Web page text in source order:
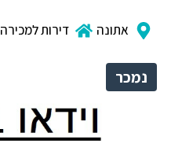
אתונה דירות למכירה
נמכר